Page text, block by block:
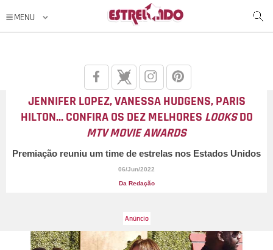
JENNIFER LOPEZ, VANESSA HUDGENS, PARIS
HILTON... CONFIRA OS DEZ MELHORES LOOKSDO
MTV MOVIE AWARDS
Premiação reuniu um time de estrelas nos Estados Unidos
06/Jun/2022
Da Redação